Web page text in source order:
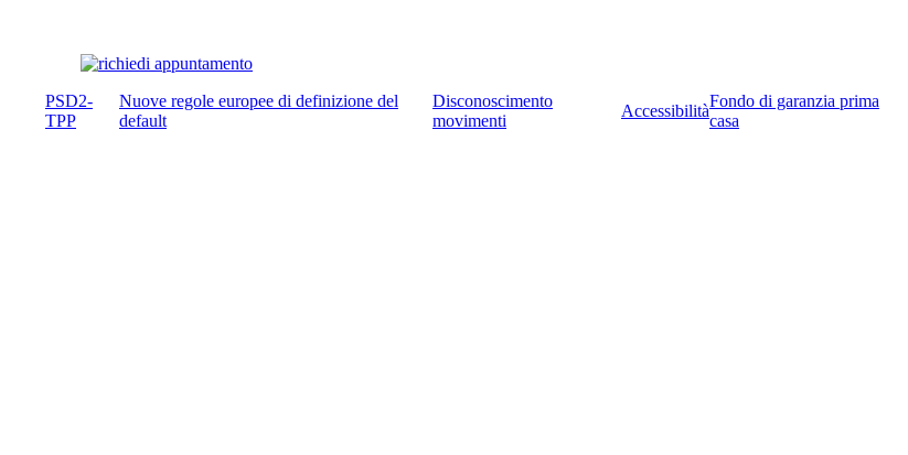
PSD2-
TPP
Nuove regole europee di definizione del
default
Disconoscimento
movimenti
Accessibilità
Fondo di garanzia prima
casa